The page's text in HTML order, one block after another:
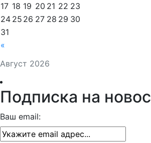
Август 2026
«
17 18 19 20 21 22 23
24 25 26 27 28 29 30
31
Подписка на
Ваш email: